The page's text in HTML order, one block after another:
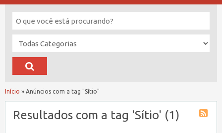
Início » Anúncios com a tag "Sítio"
Resultados com a tag 'Sítio' (1)